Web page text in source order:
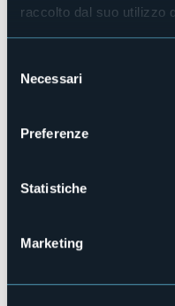
raccolto dal suo utilizzo
delNecessari
Preferenze
Statistiche
Marketing
Musiche di Platti, Vivaldi,
Lanzetti.
Associazione Culturale
E-mail
https://
28823 - Ghiffa (VB)